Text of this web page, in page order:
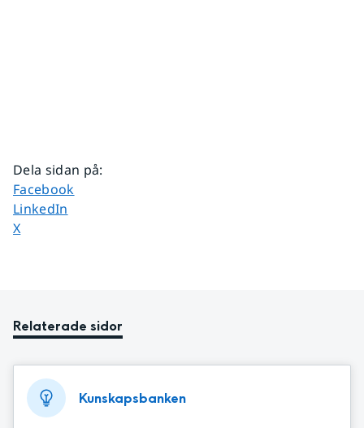
Dela sidan på:
Dela sidan på
Facebook
Dela sidan på
LinkedIn
Dela sidan på
X
Relaterade sidor
Kunskapsbanken